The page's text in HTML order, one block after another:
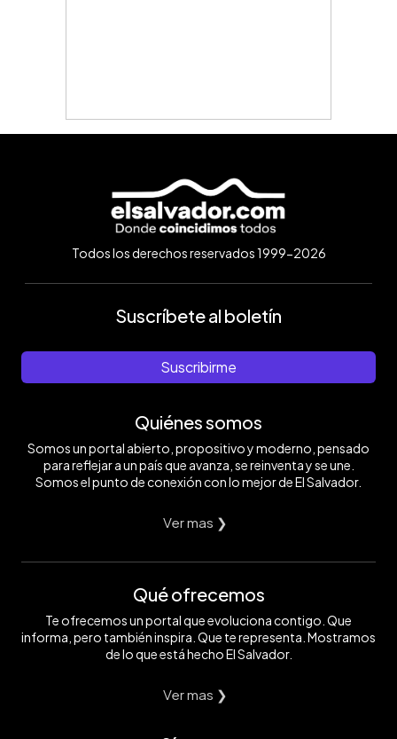
Todos los derechos reservados 1999-2026
Suscríbete al boletín
Suscribirme
Quiénes somos
Somos un portal abierto, propositivo y moderno, pensado
para reflejar a un país que avanza, se reinventa y se une.
Somos el punto de conexión con lo mejor de El Salvador.
Ver mas ❯
Qué ofrecemos
Te ofrecemos un portal que evoluciona contigo. Que
informa, pero también inspira. Que te representa. Mostramos
de lo que está hecho El Salvador.
Ver mas ❯